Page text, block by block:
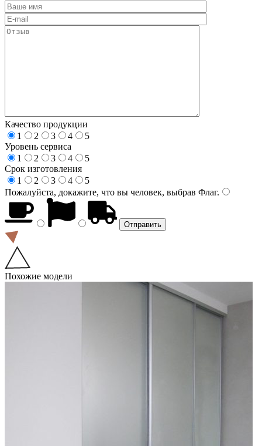
Качество продукции
1
2 3 4
5
Уровень сервиса
1
2 3 4
5
Срок изготовления
1
2 3 4
5
Пожалуйста, докажите, что вы человек, выбрав Флаг.
Похожие модели